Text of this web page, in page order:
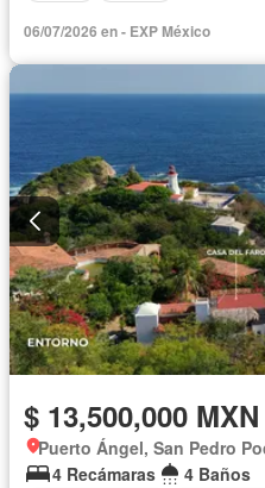
06/07/2026 en - EXP México
$ 13,500,000 MXN
Puerto Ángel, San Pedro
4 Recámaras
4 Baños